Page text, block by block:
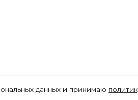
данных и принимаю